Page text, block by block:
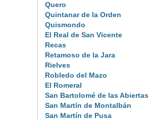
Quero
Quintanar de la Orden
Quismondo
El Real de San Vicente
Recas
Retamoso de la Jara
Rielves
Robledo del Mazo
El Romeral
San Bartolomé de las Abiertas
San Martín de Montalbán
San Martín de Pusa